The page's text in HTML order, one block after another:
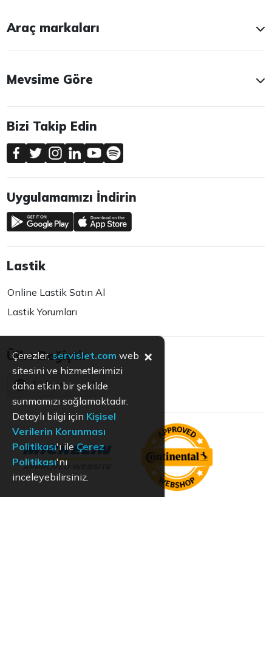
Araç markaları
Mevsime Göre
Bizi Takip Edin
Uygulamamızı İndirin
Lastik
Online Lastik Satın Al
Lastik Yorumları
Ülke Değiştir
Türkiye
Çerezler, servislet.com web
sitesini ve hizmetlerimizi
daha etkin bir şekilde
sunmamızı sağlamaktadır.
Detaylı bilgi için Kişisel
Verilerin Korunması
Politikası'ı ileÇerez
Politikası'nı
inceleyebilirsiniz.
×